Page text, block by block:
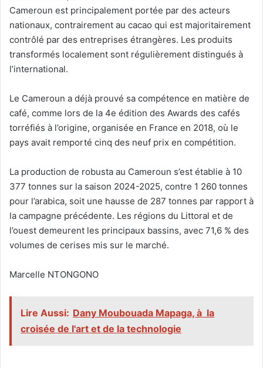
Cameroun est principalement portée par des acteurs
nationaux, contrairement au cacao qui est majoritairement
contrôlé par des entreprises étrangères. Les produits
transformés localement sont régulièrement distingués à
l’international.
Le Cameroun a déjà prouvé sa compétence en matière de
café, comme lors de la 4e édition des Awards des cafés
torréfiés à l’origine, organisée en France en 2018, où le
pays avait remporté cinq des neuf prix en compétition.
La production de robusta au Cameroun s’est établie à 10
377 tonnes sur la saison 2024-2025, contre 1 260 tonnes
pour l’arabica, soit une hausse de 287 tonnes par rapport à
la campagne précédente. Les régions du Littoral et de
l’ouest demeurent les principaux bassins, avec 71,6 % des
volumes de cerises mis sur le marché.
Marcelle NTONGONO
Lire Aussi: Dany Moubouada Mapaga, à la
croisée de l'art et de la technologie